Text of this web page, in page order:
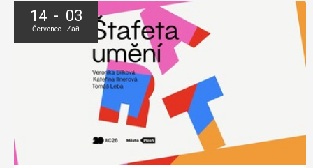
14 - 03
Červenec - Září